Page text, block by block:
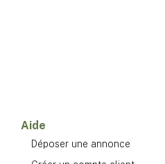
Aide
Déposer une annonce